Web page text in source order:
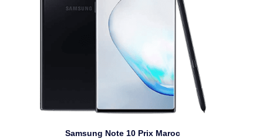
Samsung Note 10 Prix Maroc